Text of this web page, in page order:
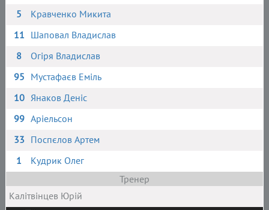
5
Кравченко Микита
11 Шаповал Владислав
8
Огіря Владислав
95 Мустафаєв Еміль
10 Янаков Деніс
99 Аріельсон
33 Поспєлов Артем
1
Кудрик Олег
Тренер
Калітвінцев Юрій